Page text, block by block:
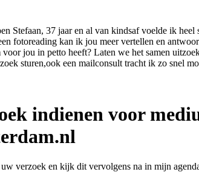
Stefaan, 37 jaar en al van kindsaf voelde ik
fotoreading kan ik jou meer vertellen en
voor jou in petto heeft? Laten we het samen
sturen,ook een mailconsult tracht ik zo snel
indienen voor
verzoek en kijk dit vervolgens na in mijn